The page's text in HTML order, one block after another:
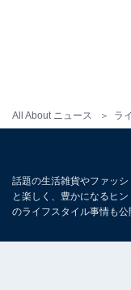
All About ニュース ラ
こちらもおすすめ
横浜
話題の生活雑貨やファッ
と楽しく、豊かになるヒ
のライフスタイル事情も公